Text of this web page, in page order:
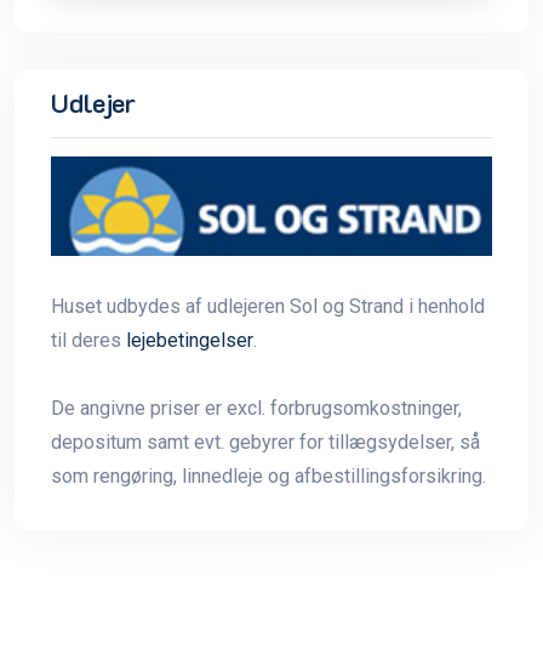
Udlejer
Huset udbydes af udlejeren Sol og Strand i henhold
til deres lejebetingelser.
De angivne priser er excl. forbrugsomkostninger,
depositum samt evt. gebyrer for tillægsydelser, så
som rengøring, linnedleje og afbestillingsforsikring.